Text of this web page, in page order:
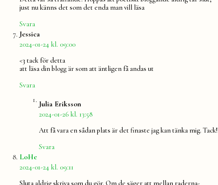
just nu känns det som det enda man vill läsa
Svara
Jessica
2024-01-24 kl. 09:00
<3 tack för detta
att läsa din blogg är som att äntligen få andas ut
Svara
Julia Eriksson
2024-01-26 kl. 13:58
Att få vara en sådan plats är det finaste jag kan tänka mig. Tack!
Svara
LoHesäger:
2024-01-24 kl. 09:11
Sluta aldrig skriva som du gör. Om de säger att mellan raderna-